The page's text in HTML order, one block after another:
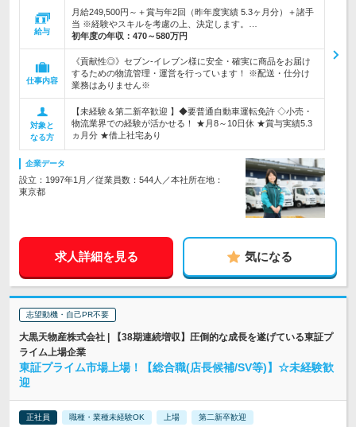
給与
月給249,500円～＋賞与年2回（昨年度実績 5.3ヶ月分）＋諸手
当 ※経験やスキルを考慮の上、決定します。…
初年度の年収： 470～580万円
仕事内容
《貢献性◎》セブン‐イレブン様に安全・確実に商品をお届け
するための物流管理・運営を行っています！ ※配送・仕分け
業務はありません※
対象と
なる方
【未経験＆第二新卒歓迎 】◆要普通自動車運転免許 ◇小売・
物流業界での経験が活かせる！ ★月8～10日休 ★賞与実績5.3
ヵ月分 ★借上社宅あり
企業データ
設立：1997年1月／従業員数：544人／本社所在地：
東京都
求人詳細を見る 気になる
志望動機・自己PR不要
大黒天物産株式会社 | 【38期連続増収】圧倒的な成長を遂げている東証プ
ライム上場企業
東証プライム市場上場！【総合職(店長候補/SV等)】☆未経験歓
迎
正社員 職種・業種未経験OK 上場 第二新卒歓迎